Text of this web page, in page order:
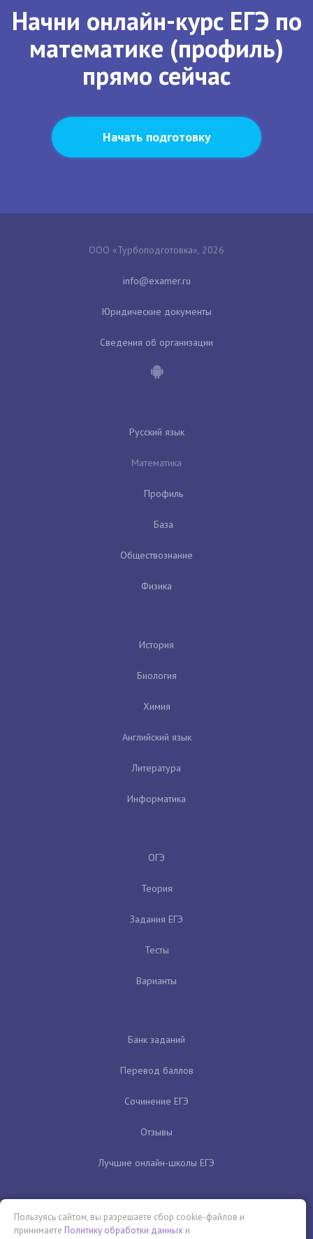
Начни онлайн-курс ЕГЭ по
математике (профиль)
прямо сейчас
Начать подготовку
ООО «Турбоподготовка», 2026
Юридические документы
Сведения об организации
Русский язык
Математика
Профиль
База
Обществознание
Физика
История
Биология
Химия
Английский язык
Литература
Информатика
ОГЭ
Теория
Задания ЕГЭ
Тесты
Варианты
Банк заданий
Перевод баллов
Сочинение ЕГЭ
Отзывы
Лучшие онлайн-школы ЕГЭ
Пользуясь сайтом, вы разрешаете сбор cookie-файлов и
принимаете Политику обработки данных и